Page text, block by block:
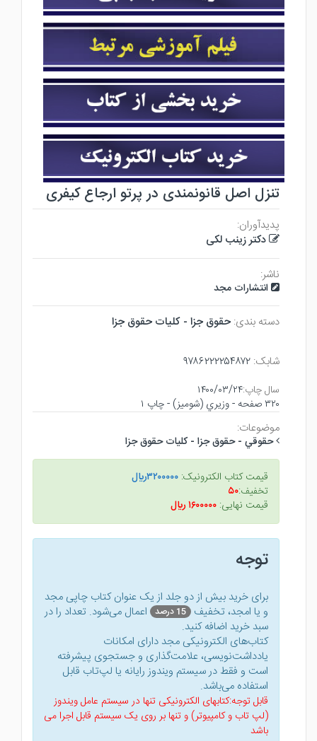
تنزل اصل قانونمندی در پرتو ارجاع کیفری
پدیدآوران:
دکتر زینب لکی
ناشر:
انتشارات مجد
دسته بندی: حقوق جزا - كليات حقوق جزا
شابک: ۹۷۸۶۲۲۲۲۵۴۸۷۲
سال چاپ:۱۴۰۰/۰۳/۲۴
۳۲۰ صفحه - وزيري (شوميز) - چاپ ۱
موضوعات:
حقوقي - حقوق جزا - كليات حقوق جزا
قیمت کتاب الکترونیک: ۳۲۰۰۰۰۰ريال
تخفیف:۵۰
قیمت نهایی: ۱۶۰۰۰۰۰ ريال
توجه
برای خرید بیش از دو جلد از یک عنوان کتاب‌ چاپی مجد
و یا امجد، تخفیف 15 درصد
اعمال می‌شود. تعداد را در
سبد خرید اضافه کنید.
کتاب‌های الکترونیکی مجد دارای امکانات
یادداشت‌نویسی، علامت‌گذاری و جستجوی پیشرفته
است و فقط در سیستم ویندوز رایانه یا لپ‌تاب قابل
استفاده می‌باشد.
قابل توجه:کتابهای الکترونیکی تنها در سیستم عامل ویندوز
(لپ تاب و کامپیوتر) و تنها بر روی یک سیستم قابل اجرا می
باشد